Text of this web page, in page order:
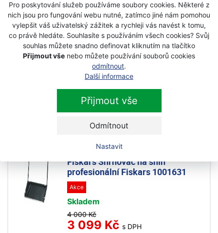
Pro poskytování služeb používáme soubory cookies. Některé z
nich jsou pro fungování webu nutné, zatímco jiné nám pomohou
vylepšit váš uživatelský zážitek a rychleji vás navést k tomu,
co právě hledáte. Souhlasíte s používáním všech cookies? Svůj
souhlas můžete snadno definovat kliknutím na tlačítko
Přijmout vše nebo můžete používání souborů cookies
odmítnout.
Další informace
Přijmout vše
Odmítnout
Nastavit
Skladem
1 020 Kč
729 Kč s DPH
Fiskars Hrablo na sníh X-series
Fiskars 1057178
Skladem
1 099 Kč
Fiskars Shrnovač na sníh
profesionální Fiskars 1001631
Akce
Skladem
4 000 Kč
3 099 Kč s DPH